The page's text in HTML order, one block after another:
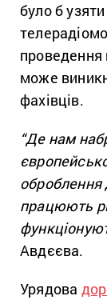
було б
проведення
може
фахівців.
“Де нам
оброблення
працюють
Авдєєва.
Урядова